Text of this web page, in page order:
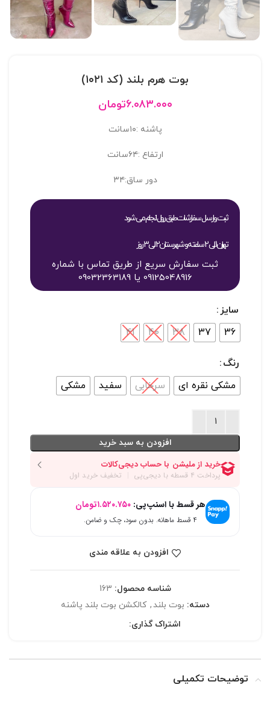
بوت هرم بلند (کد ۱۰۲۱)
۶.۰۸۳.۰۰۰تومان
پاشنه :۱۰سانت
ارتفاع :۶۴سانت
دور ساق:۳۴
ثبت و ارسال سفارشات طبق روال انجام می شود
تهران 1 الی 2 ساعته و شهرستان 2 الی 3 روز
ثبت سفارش سریع از طریق تماس با شماره
09125048916 یا 09032363189
سایز
36
37
38
40
41
رنگ
مشکی نقره ای
سرخابی سفید مشکی
افزودن به سبد خرید
هر قسط با اسنپ‌پی: ۱.۵۲۰.۷۵۰تومان
۴ قسط ماهانه. بدون سود، چک و ضامن.
افزودن به علاقه مندی
شناسه محصول: 163
دسته: بوت بلند, کالکشن بوت بلند پاشنه
اشتراک گذاری:
توضیحات تکمیلی